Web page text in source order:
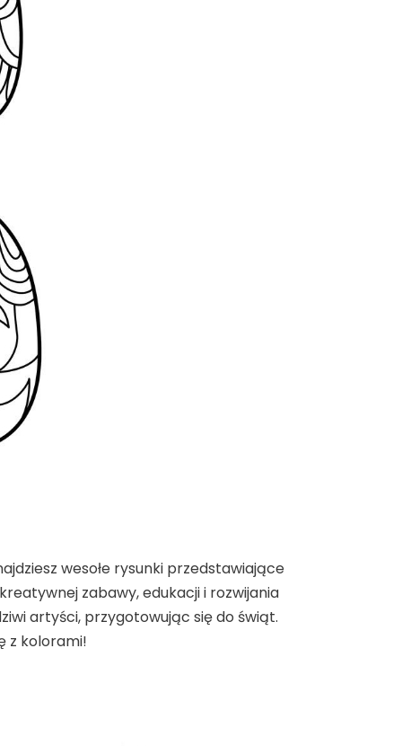
wesołe rysunki przedstawiające
zabawy, edukacji i rozwijania
artyści, przygotowując się do świąt.
z kolorami!